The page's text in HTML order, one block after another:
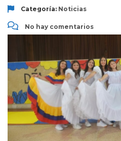
Categoría: Noticias
No hay comentarios